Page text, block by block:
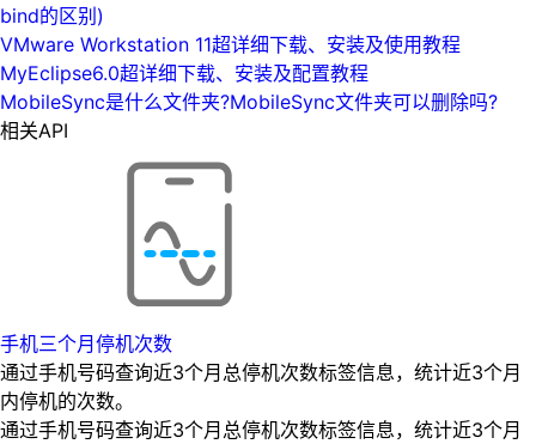
bind的区别)
VMware Workstation 11超详细下载、安装及使用教程
MyEclipse6.0超详细下载、安装及配置教程
MobileSync是什么文件夹?MobileSync文件夹可以删除吗?
相关API
手机三个月停机次数
通过手机号码查询近3个月总停机次数标签信息，统计近3个月
内停机的次数。
通过手机号码查询近3个月总停机次数标签信息，统计近3个月